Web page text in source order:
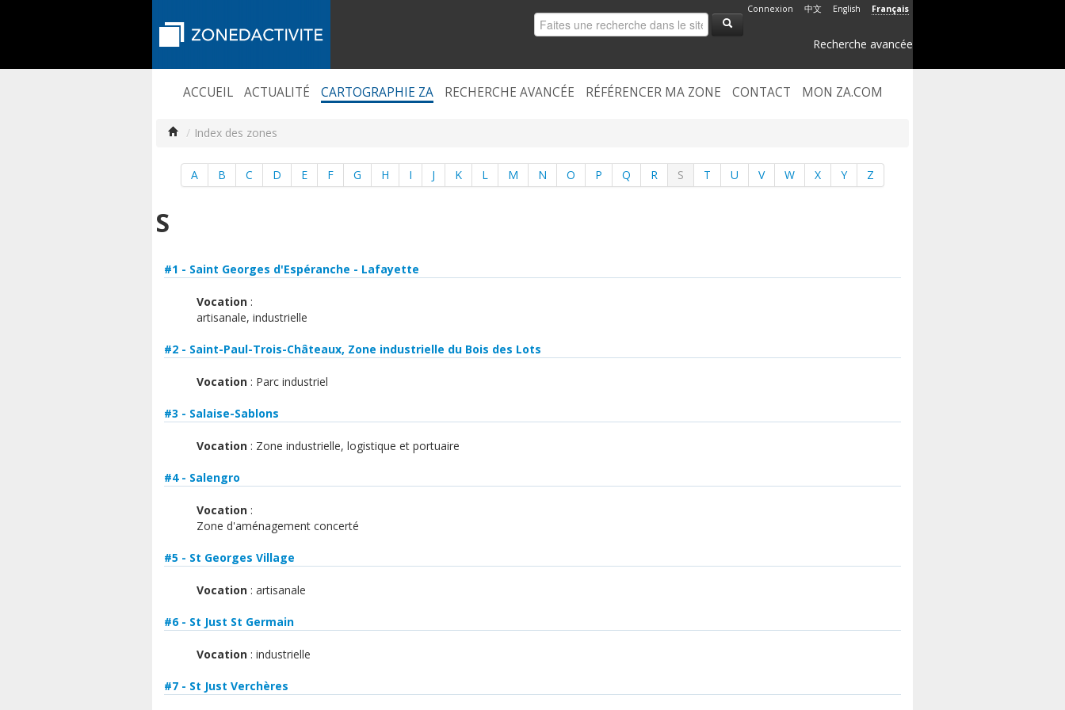
Connexion 中文 English Français
Recherche avancée
ACCUEIL ACTUALITÉ CARTOGRAPHIE ZA RECHERCHE AVANCÉE RÉFÉRENCER MA ZONE CONTACT MON ZA.COM
/ Index des zones
A B C D E F G H I J K L M N O P Q R S T U V W X Y Z
S
#1 - Saint Georges d'Espéranche - Lafayette
Vocation :
artisanale, industrielle
#2 - Saint-Paul-Trois-Châteaux, Zone industrielle du Bois des Lots
Vocation : Parc industriel
#3 - Salaise-Sablons
Vocation : Zone industrielle, logistique et portuaire
#4 - Salengro
Vocation :
Zone d'aménagement concerté
#5 - St Georges Village
Vocation : artisanale
#6 - St Just St Germain
Vocation : industrielle
#7 - St Just Verchères